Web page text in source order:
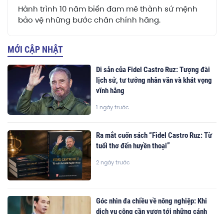
Hành trình 10 năm biến đam mê thành sứ mệnh
bảo vệ những bước chân chính hãng.
MỚI CẬP NHẬT
Di sản của Fidel Castro Ruz: Tượng đài
lịch sử, tư tưởng nhân văn và khát vọng
vĩnh hằng
1 ngày trước
Ra mắt cuốn sách “Fidel Castro Ruz: Từ
tuổi thơ đến huyền thoại”
2 ngày trước
Góc nhìn đa chiều về nông nghiệp: Khi
dịch vụ công cần vươn tới những cánh